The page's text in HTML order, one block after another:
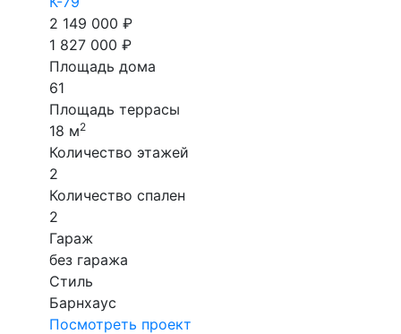
2 149 000 ₽
1 827 000 ₽
Площадь дома
61
Площадь террасы
18 м2
Количество этажей
2
Количество спален
2
Гараж
без гаража
Стиль
Барнхаус
Посмотреть проект